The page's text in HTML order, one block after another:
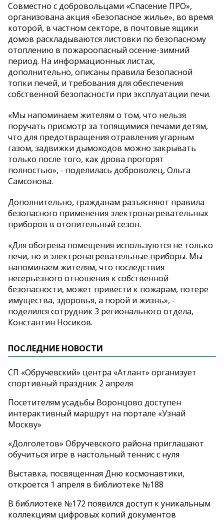
Совместно с добровольцами «Спасение ПРО»,
организована акция «Безопасное жилье», во время
которой, в частном секторе, в почтовые ящики
домов раскладываются листовки по безопасному
отоплению в пожароопасный осенне-зимний
период. На информационных листах,
дополнительно, описаны правила безопасной
топки печей, и требования для обеспечения
собственной безопасности при эксплуатации печи.
«Мы напоминаем жителям о том, что нельзя
поручать присмотр за топящимися печами детям,
что для предотвращения отравления угарным
газом, задвижки дымоходов можно закрывать
только после того, как дрова прогорят
полностью», - поделилась доброволец, Ольга
Самсонова.
Дополнительно, гражданам разъясняют правила
безопасного применения электронагревательных
приборов в отопительный сезон.
«Для обогрева помещения используются не только
печи, но и электронагревательные приборы. Мы
напоминаем жителям, что последствия
несерьезного отношения к собственной
безопасности, может привести к пожарам, потере
имущества, здоровья, а порой и жизнь», -
поделился сотрудник 3 регионального отдела,
Константин Носиков.
ПОСЛЕДНИЕ НОВОСТИ
СП «Обручевский» центра «Атлант» организует
спортивный праздник 2 апреля
Посетителям усадьбы Воронцово доступен
интерактивный маршрут на портале «Узнай
Москву»
«Долголетов» Обручевского района приглашают
обучиться игре в настольный теннис с нуля
Выставка, посвященная Дню космонавтики,
откроется 1 апреля в библиотеке №188
В библиотеке №172 появился доступ к уникальным
коллекциям цифровых копий документов